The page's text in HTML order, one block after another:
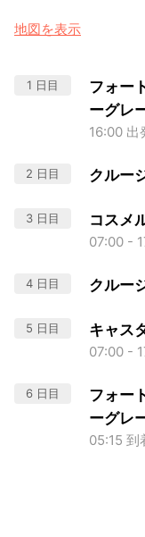
地図を表示
1 日目
フォー
ーグレ
16:00 出
2 日目 クルー
3 日目 コスメ
07:00 -
4 日目 クルー
5 日目 キャス
07:00 -
6 日目
フォー
ーグレ
05:15 到